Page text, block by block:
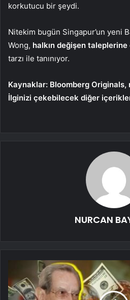
korkutucu bir şeydi.
Nitekim bugün Singapur’un yeni
Wong, halkın değişen taleplerine
tarzı ile tanınıyor.
Kaynaklar: Bloomberg Originals,
İlginizi çekebilecek diğer
NURCAN